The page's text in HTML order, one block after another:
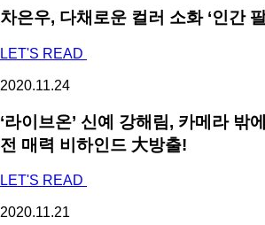
차은우, 다채로운 컬러 소화 ‘인간
LET'S READ
2020.11.24
‘라이브온’ 신예 강해림, 카메라 밖
전 매력 비하인드 大방출!
LET'S READ
2020.11.21